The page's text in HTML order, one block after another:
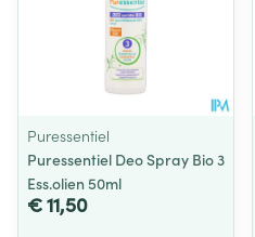
Puressentiel
Puressentiel Deo Spray Bio 3
Ess.olien 50ml
€ 11,50